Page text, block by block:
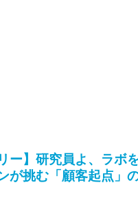
ー】研究員よ、ラボ
が挑む「顧客起点」